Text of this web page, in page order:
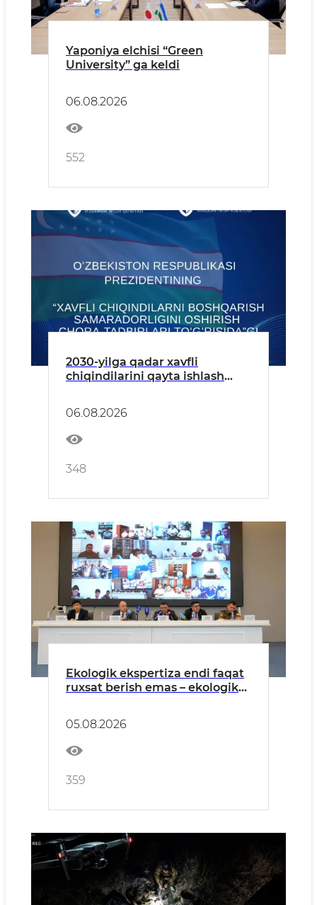
Yaponiya elchisi “Green
University” ga keldi
06.08.2026
552
2030-yilga qadar xavfli
chiqindilarini qayta ishlash
boʻyicha Prezident qarori
06.08.2026
348
Ekologik ekspertiza endi faqat
ruxsat berish emas – ekologik
05.08.2026
359